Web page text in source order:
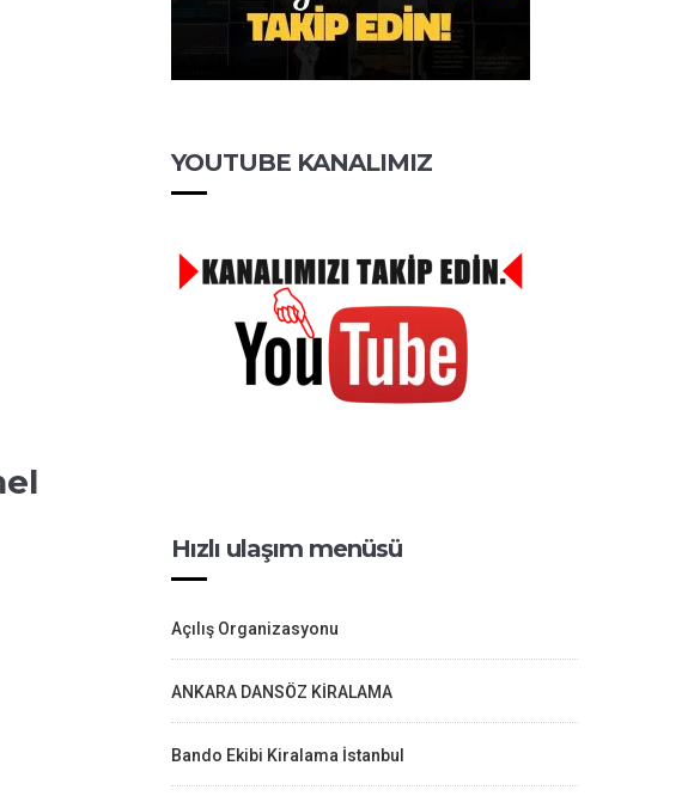
YOUTUBE KANALIMIZ
Hızlı ulaşım menüsü
Açılış Organizasyonu
ANKARA DANSÖZ KİRALAMA
Bando Ekibi Kiralama İstanbul